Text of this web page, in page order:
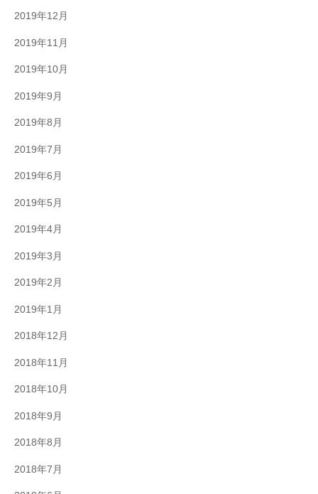
2019年12月
2019年11月
2019年10月
2019年9月
2019年8月
2019年7月
2019年6月
2019年5月
2019年4月
2019年3月
2019年2月
2019年1月
2018年12月
2018年11月
2018年10月
2018年9月
2018年8月
2018年7月